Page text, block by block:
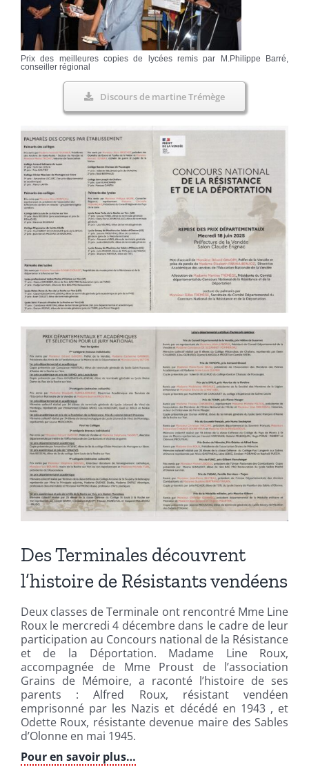
Prix des meilleures copies de lycées remis par M.Philippe Barré,
conseiller régional
Discours de martine Trémège
Des Terminales découvrent
l’histoire de Résistants vendéens
Deux classes de Terminale ont rencontré Mme Line
Roux le mercredi 4 décembre dans le cadre de leur
participation au Concours national de la Résistance
et de la Déportation. Madame Line Roux,
accompagnée de Mme Proust de l’association
Grains de Mémoire, a raconté l’histoire de ses
parents : Alfred Roux, résistant vendéen
emprisonné par les Nazis et décédé en 1943 , et
Odette Roux, résistante devenue maire des Sables
d’Olonne en mai 1945.
Pour en savoir plus…